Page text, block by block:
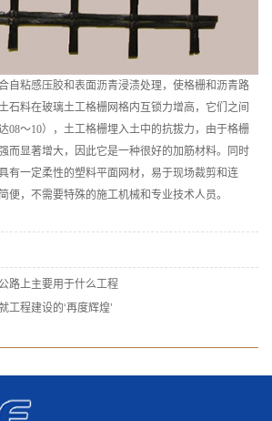
自粘感压胶和表面沥青浸渍处理，使格栅和沥青路
石料在玻璃土工格栅网格内互锁力增高，它们之间
08～10），土工格栅埋入土中的抗拔力，由于格栅
而显著增大，因此它是一种很好的加筋材料。同时
有一定柔性的塑料平面网材，易于现场裁剪和连
便，不需要特殊的施工机械和专业技术人员。
路上主要用于什么工程
工程建设的‘再度辉煌’